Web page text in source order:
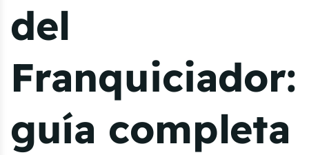
del
Franquiciador:
guía completa